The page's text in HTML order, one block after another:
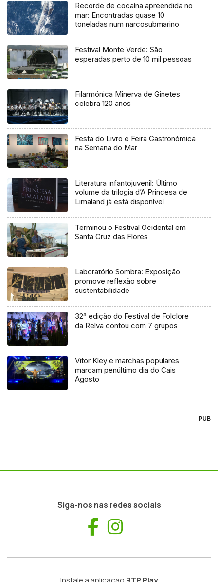
Recorde de cocaína apreendida no
mar: Encontradas quase 10
toneladas num narcosubmarino
Festival Monte Verde: São
esperadas perto de 10 mil pessoas
Filarmónica Minerva de Ginetes
celebra 120 anos
Festa do Livro e Feira Gastronómica
na Semana do Mar
Literatura infantojuvenil: Último
volume da trilogia d’A Princesa de
Limaland já está disponível
Terminou o Festival Ocidental em
Santa Cruz das Flores
Laboratório Sombra: Exposição
promove reflexão sobre
sustentabilidade
32ª edição do Festival de Folclore
da Relva contou com 7 grupos
Vitor Kley e marchas populares
marcam penúltimo dia do Cais
Agosto
PUB
Siga-nos nas redes sociais
Facebook
Instale a aplicação RTP Play